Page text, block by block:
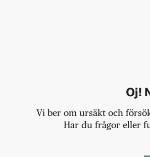
Oj!
Vi ber om ursäkt och
Har du frågor eller